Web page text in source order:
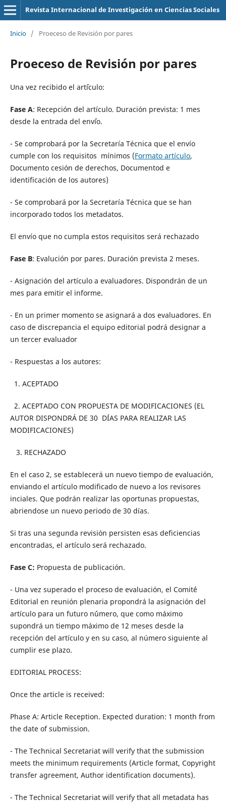
Revista Internacional de Investigación en Ciencias Sociales
Inicio / Proeceso de Revisión por pares
Proeceso de Revisión por pares
Una vez recibido el art´ículo:
Fase A: Recepción del artículo. Duración prevista: 1 mes
desde la entrada del env´ío.
- Se comprobará por la Secretaría Técnica que el envío
cumple con los requisitos mínimos (Formato artículo,
Documento cesión de derechos, Documentod e
identificación de los autores)
- Se comprobará por la Secretaría Técnica que se han
incorporado todos los metadatos.
El envío que no cumpla estos requisitos será rechazado
Fase B: Evalución por pares. Duración prevista 2 meses.
- Asignación del artículo a evaluadores. Dispondrán de un
mes para emitir el informe.
- En un primer momento se asignará a dos evaluadores. En
caso de discrepancia el equipo editorial podrá designar a
un tercer evaluador
- Respuestas a los autores:
1. ACEPTADO
2. ACEPTADO CON PROPUESTA DE MODIFICACIONES (EL
AUTOR DISPONDRÁ DE 30 DÍAS PARA REALIZAR LAS
MODIFICACIONES)
3. RECHAZADO
En el caso 2, se establecerá un nuevo tiempo de evaluación,
enviando el artículo modificado de nuevo a los revisores
inciales. Que podrán realizar las oportunas propuestas,
abriendose un nuevo periodo de 30 días.
Si tras una segunda revisión persisten esas deficiencias
encontradas, el artículo será rechazado.
Fase C: Propuesta de publicación.
- Una vez superado el proceso de evaluación, el Comit´é
Editorial en reunión plenaria propondrá la asignación del
artículo para un futuro n´úmero, que como máximo
supondrá un tiempo máximo de 12 meses desde la
recepción del artículo y en su caso, al número siguiente al
cumplir ese plazo.
EDITORIAL PROCESS:
Once the article is received:
Phase A: Article Reception. Expected duration: 1 month from
the date of submission.
- The Technical Secretariat will verify that the submission
meets the minimum requirements (Article format, Copyright
transfer agreement, Author identification documents).
- The Technical Secretariat will verify that all metadata has